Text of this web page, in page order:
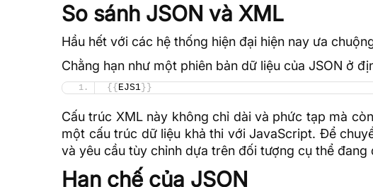
So sánh JSON và XML
Hầu hết với các hệ thống hiện đại hiện nay ưa
Chằng hạn như một phiên bản dữ liệu của JSON ở
{{ EJS1 }}
Cấu trúc XML này không chỉ dài và phức tạp mà
một cấu trúc dữ liệu khả thi với JavaScript. Để
và yêu cầu tùy chỉnh dựa trên đối tượng cụ thể đang
Hạn chế của JSON